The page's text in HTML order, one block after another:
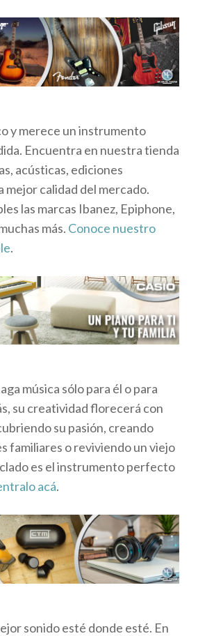
y merece un instrumento
Encuentra en nuestra tienda
acústicas, ediciones
mejor calidad del mercado.
las marcas Ibanez, Epiphone,
más. Conoce nuestro
.
música sólo para él o para
su creatividad florecerá con
su pasión, creando
familiares o reviviendo un viejo
es el instrumento perfecto
acá.
sonido esté donde esté. En